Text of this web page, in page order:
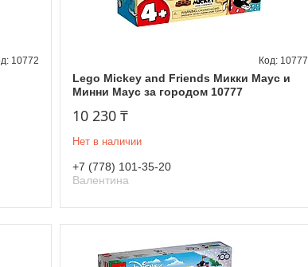
10772
Lego Mickey and Friends Микки Маус и
Минни Маус за городом 10777
10777
10 230 ₸
Нет в наличии
+7 (778) 101-35-20
Валентина